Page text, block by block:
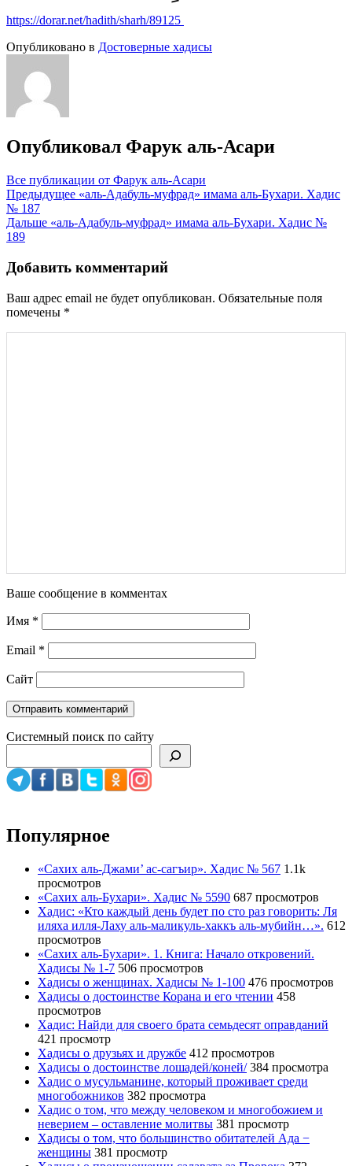
https://dorar.net/hadith/sharh/89125
Опубликовано в Достоверные хадисы
Опубликовал Фарук аль-Асари
Все публикации от Фарук аль-Асари
Навигация
по
записям
Предыдущее «аль-Адабуль-муфрад» имама аль-Бухари. Хадис
№ 187
Дальше «аль-Адабуль-муфрад» имама аль-Бухари. Хадис №
189
Добавить комментарий
Ваш адрес email не будет опубликован. Обязательные поля
помечены *
Ваше сообщение в комментах
Имя *
Email *
Сайт
Системный поиск по сайту
Популярное
«Сахих аль-Джами’ ас-сагъир». Хадис № 567 1.1k
просмотров
«Сахих аль-Бухари». Хадис № 5590 687 просмотров
Хадис: «Кто каждый день будет по сто раз говорить: Ля
иляха илля-Лаху аль-маликуль-хаккъ аль-мубийн…». 612
просмотров
«Сахих аль-Бухари». 1. Книга: Начало откровений.
Хадисы № 1-7 506 просмотров
Хадисы о женщинах. Хадисы № 1-100 476 просмотров
Хадисы о достоинстве Корана и его чтении 458
просмотров
Хадис: Найди для своего брата семьдесят оправданий
421 просмотр
Хадисы о друзьях и дружбе 412 просмотров
Хадисы о достоинстве лошадей/коней/ 384 просмотра
Хадис о мусульманине, который проживает среди
многобожников 382 просмотра
Хадис о том, что между человеком и многобожием и
неверием – оставление молитвы 381 просмотр
Хадисы о том, что большинство обитателей Ада −
женщины 381 просмотр